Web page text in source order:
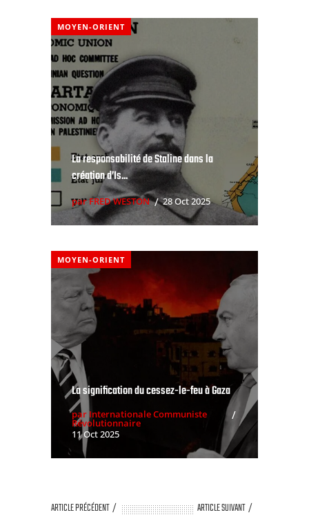
MOYEN-ORIENT
La responsabilité de Staline dans la
création d’Is...
par FRED WESTON 28 Oct 2025
MOYEN-ORIENT
La signification du cessez-le-feu à Gaza
par Internationale Communiste
Révolutionnaire
11 Oct 2025
ARTICLE PRÉCÉDENT
ARTICLE SUIVANT